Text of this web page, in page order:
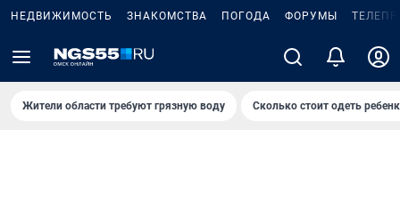
НЕДВИЖИМОСТЬ ЗНАКОМСТВА ПОГОДА ФОРУМЫ
Жители области требуют грязную воду Сколько стоит одеть